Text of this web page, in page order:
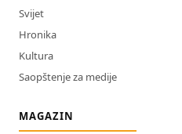
Svijet
Hronika
Kultura
Saopštenje za medije
MAGAZIN